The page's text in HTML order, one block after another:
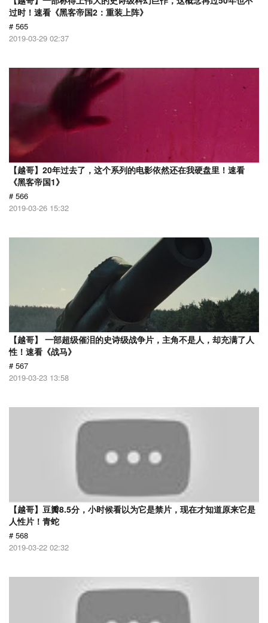
过时！速看《黑客帝国2：重装上阵》
# 565
2019-03-29 02:37
【越哥】20年过去了，这个系列的电影依然还在我硬盘里！速看
《黑客帝国1》
# 566
2019-03-26 15:32
【越哥】 一部超级催泪的史诗级战争片，主角不是人，却充满了人
性！速看《战马》
# 567
2019-03-23 13:58
【越哥】豆瓣8.5分，小时候看以为它是禁片，现在才知道原来它是
人性片！青蛇
# 568
2019-03-22 02:32